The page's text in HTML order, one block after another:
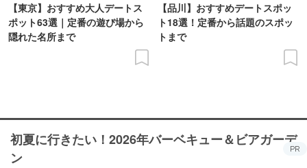
【東京】おすすめ大人デートス
ポット63選｜定番の遊び場から
隠れた名所まで
【品川】おすすめデートスポッ
ト18選！定番から話題のスポッ
トまで
初夏に行きたい！2026年バーベキュー＆ビアガーデ
ン
PR